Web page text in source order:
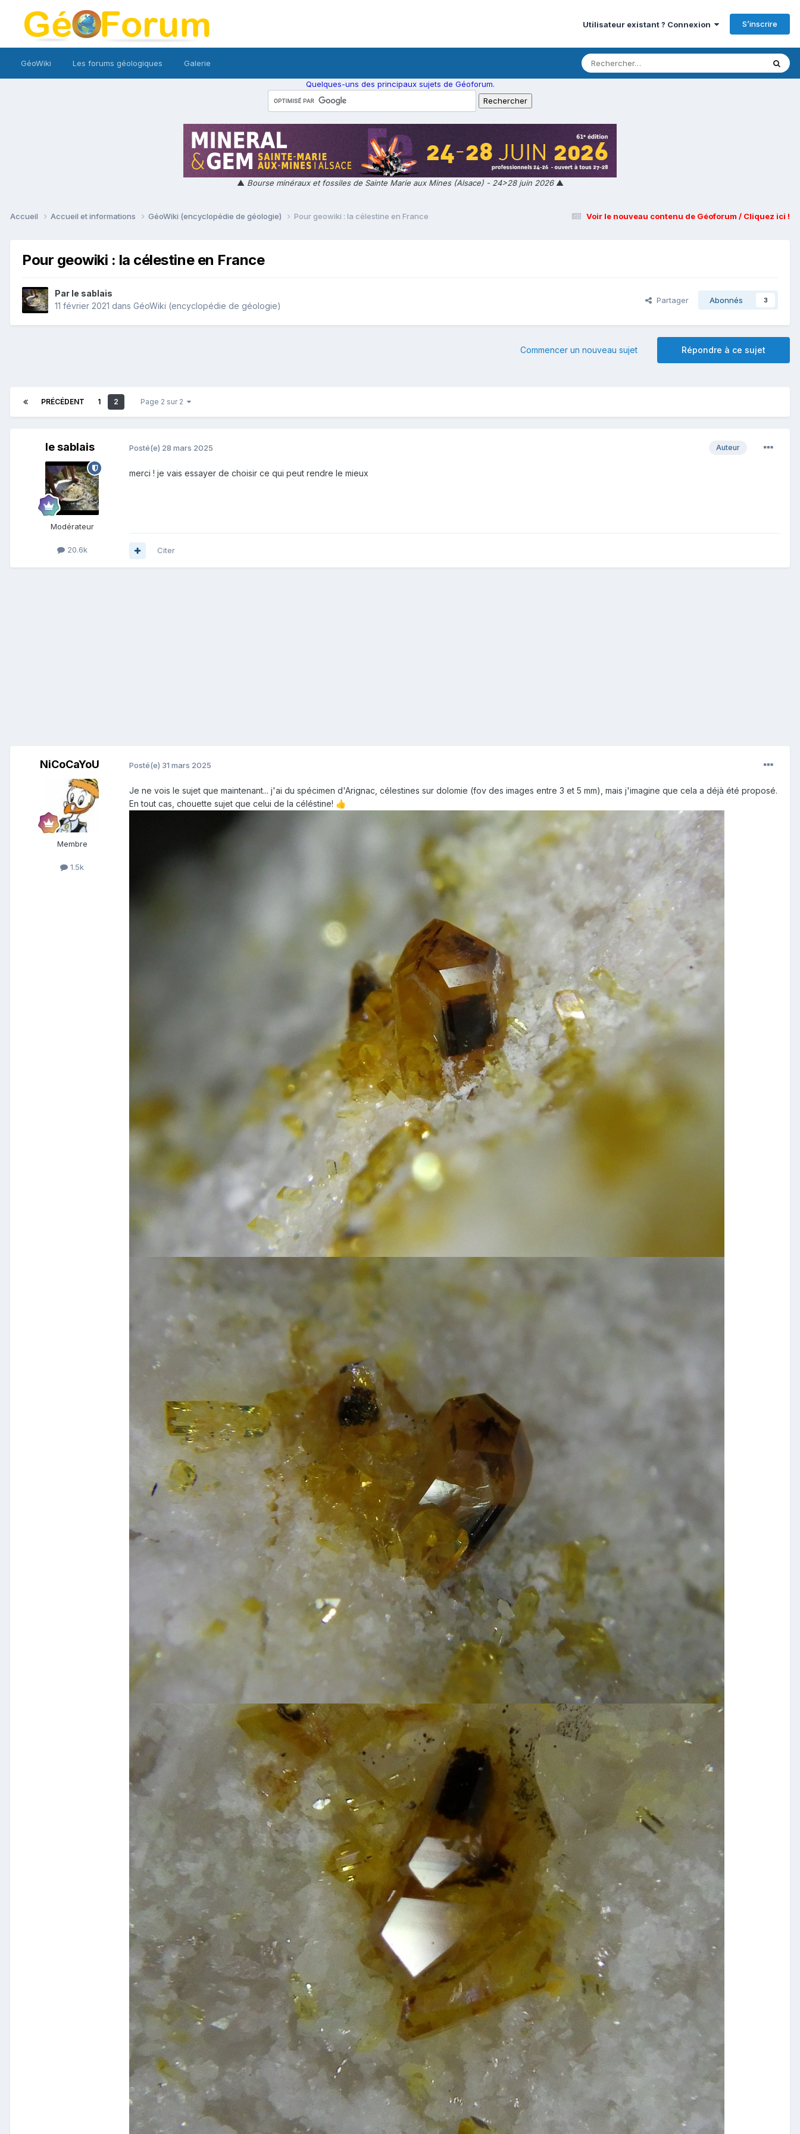
Utilisateur existant ? Connexion S’inscrire
GéoWiki Les forums géologiques Galerie
Quelques-uns des principaux sujets de Géoforum.
▲ Bourse minéraux et fossiles de Sainte Marie aux Mines (Alsace) - 24>28 juin 2026▲
Voir le nouveau contenu de Géoforum / Cliquez ici !
Accueil Accueil et informations GéoWiki (encyclopédie de géologie) Pour geowiki : la célestine en France
Pour geowiki : la célestine en France
Par le sablais
11 février 2021 dans GéoWiki (encyclopédie de géologie)
Partager Abonnés 3
Répondre à ce sujet
Commencer un nouveau sujet
PRÉCÉDENT 1 2 Page 2 sur 2
le sablais
Modérateur
20.6k
Auteur
Posté(e) 28 mars 2025
merci ! je vais essayer de choisir ce qui peut rendre le mieux
Citer
NiCoCaYoU
Membre
1.5k
Posté(e) 31 mars 2025
Je ne vois le sujet que maintenant... j'ai du spécimen d'Arignac, célestines sur dolomie (fov des images entre 3 et 5 mm), mais j'imagine que cela a déjà été proposé.
En tout cas, chouette sujet que celui de la céléstine! 👍